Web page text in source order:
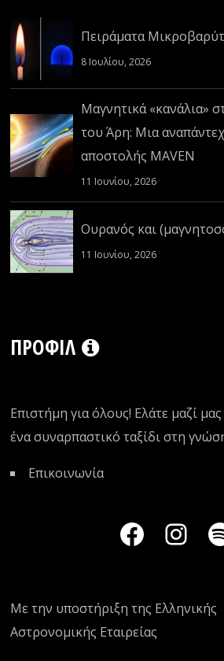
Πειράματα
8 Ιουλίου, 2026
Μαγνητικά «κανάλια»
του Άρη: Μια
αποστολής MAVEN
11 Ιουνίου, 2026
Ουρανός και
11 Ιουνίου, 2026
ΠΡΟΦΊΛ
Επιστήμη για όλους! Ελάτε μαζί
ένα συναρπαστικό ταξίδι στη
Επικοινωνία
Με την υποστήριξη της Ελληνικής
Αστρονομικής Εταιρείας